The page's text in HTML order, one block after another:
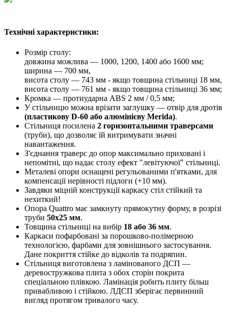
Технічні характеристики:
Розмір столу:
довжина можлива — 1000, 1200, 1400 або 1600 мм;
ширина — 700 мм,
висота столу — 743 мм - якщо товщина стільниці 18 мм,
висота столу — 761 мм - якщо товщина стільниці 36 мм;
Кромка — протиударна ABS 2 мм / 0,5 мм;
У стільницю можна врізати заглушку — отвір для дротів
(пластикову D-60 або алюмінієву Merida).
Стільниця посилена 2 горизонтальними траверсами
(труби), що дозволяє їй витримувати значні
навантаження.
З'єднання траверс до опор максимально приховані і
непомітні, що надає столу ефект "левітуючої" стільниці.
Металеві опори оснащені регульованими п'ятками, для
компенсації нерівності підлоги (+10 мм).
Завдяки міцній конструкції каркасу стіл стійкий та
нехиткий!
Опора Quattro має замкнуту прямокутну форму, в розрізі
труби 50х25 мм.
Товщина стільниці на вибір 18 або 36 мм.
Каркаси пофарбовані за порошково-полімерною
технологією, фарбами для зовнішнього застосування.
Дане покриття стійке до відколів та подряпин.
Стільниця виготовлена з ламінованого ДСП —
деревостружкова плита з обох сторін покрита
спеціальною плівкою. Ламінація робить плиту більш
привабливою і стійкою. ЛДСП зберігає первинний
вигляд протягом тривалого часу.